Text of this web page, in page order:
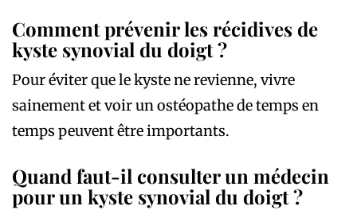
Comment prévenir les récidives de
kyste synovial du doigt ?
Pour éviter que le kyste ne revienne, vivre
sainement et voir un ostéopathe de temps en
temps peuvent être importants.
Quand faut-il consulter un médecin
pour un kyste synovial du doigt ?